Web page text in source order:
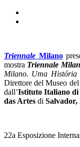
Triennale Milano
mostra Triennale
Milano. Uma História
Direttore del Museo
dall’Istituto Italiano
das Artes di Salvador,
22a Esposizione